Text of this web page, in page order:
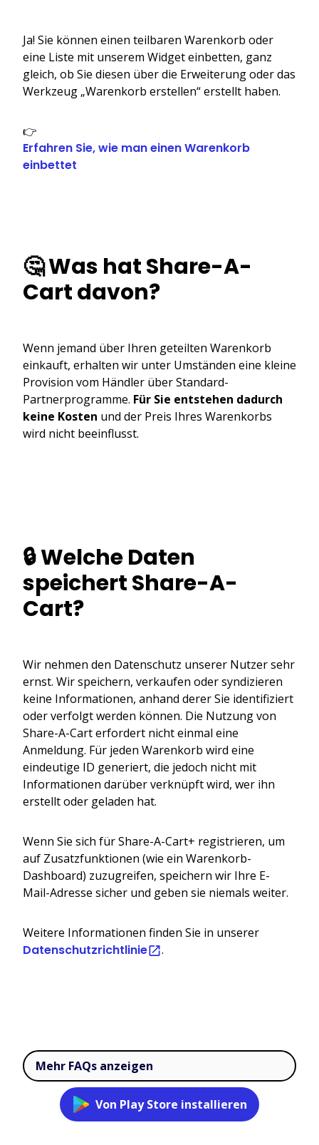
Ja! Sie können einen teilbaren Warenkorb oder
eine Liste mit unserem Widget einbetten, ganz
gleich, ob Sie diesen über die Erweiterung oder das
Werkzeug „Warenkorb erstellen“ erstellt haben.
👉
Erfahren Sie, wie man einen Warenkorb
einbettet
🤔 Was hat Share-A-
Cart davon?
Wenn jemand über Ihren geteilten Warenkorb
einkauft, erhalten wir unter Umständen eine kleine
Provision vom Händler über Standard-
Partnerprogramme. Für Sie entstehen dadurch
keine Kosten und der Preis Ihres Warenkorbs
wird nicht beeinflusst.
🔒 Welche Daten
speichert Share-A-
Cart?
Wir nehmen den Datenschutz unserer Nutzer sehr
ernst. Wir speichern, verkaufen oder syndizieren
keine Informationen, anhand derer Sie identifiziert
oder verfolgt werden können. Die Nutzung von
Share-A-Cart erfordert nicht einmal eine
Anmeldung. Für jeden Warenkorb wird eine
eindeutige ID generiert, die jedoch nicht mit
Informationen darüber verknüpft wird, wer ihn
erstellt oder geladen hat.
Wenn Sie sich für Share-A-Cart+ registrieren, um
auf Zusatzfunktionen (wie ein Warenkorb-
Dashboard) zuzugreifen, speichern wir Ihre E-
Mail-Adresse sicher und geben sie niemals weiter.
Weitere Informationen finden Sie in unserer
Datenschutzrichtlinie .
Mehr FAQs anzeigen
Von Play Store installieren